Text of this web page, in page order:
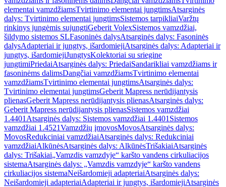
elementai vamzdžiamsTvirtinimo elementai jungtimsAtsarginės
dalys: Tvirtinimo elementai jungtimsSistemos tarpikliaiVaržtų
rinkinys jungėmis sujungtiGeberit VolexSistemos vamzdžiai,
šildymo sistemos SLFasoninės dalysAtsarginės dalys: Fasoninės
dalysAdapteriai ir jungtys, išardomiejiAtsarginės dalys: Adapteriai ir
jungtys, išardomiejiJungtysKolektoriai su sriegine
jungtimiPriedaiAtsarginės dalys: PriedaiSandarikliai vamzdžiams ir
fasoninėms dalimsDangčiai vamzdžiamsTvirtinimo elementai
vamzdžiamsTvirtinimo elementai jungtimsAtsarginės dalys:
Tvirtinimo elementai jungtimsGeberit Mapress nerūdijantysis
plienasGeberit Mapress nerūdijantysis plienasAtsarginės dalys:
Geberit Mapress nerūdijantysis plienasSistemos vamzdžiai
1.4401 Atsarginės dalys: Sistemos vamzdžiai 1.4401 Sistemos
vamzdžiai 1.4521Vamzdžių įmovosMovosAtsarginės dalys:
MovosRedukciniai vamzdžiaiAtsarginės dalys: Redukciniai
vamzdžiaiAlkūnėsAtsarginės dalys: AlkūnėsTrišakiaiAtsarginės
dalys: Trišakiai„Vamzdis vamzdyje“ karšto vandens cirkuliacijos
sistemaAtsarginės dalys: „Vamzdis vamzdyje“ karšto vandens
cirkuliacijos sistemaNeišardomieji adapteriaiAtsarginės dalys:
Neišardomieji adapteriaiAdapteriai ir jungtys, išardomiejiAtsarginės